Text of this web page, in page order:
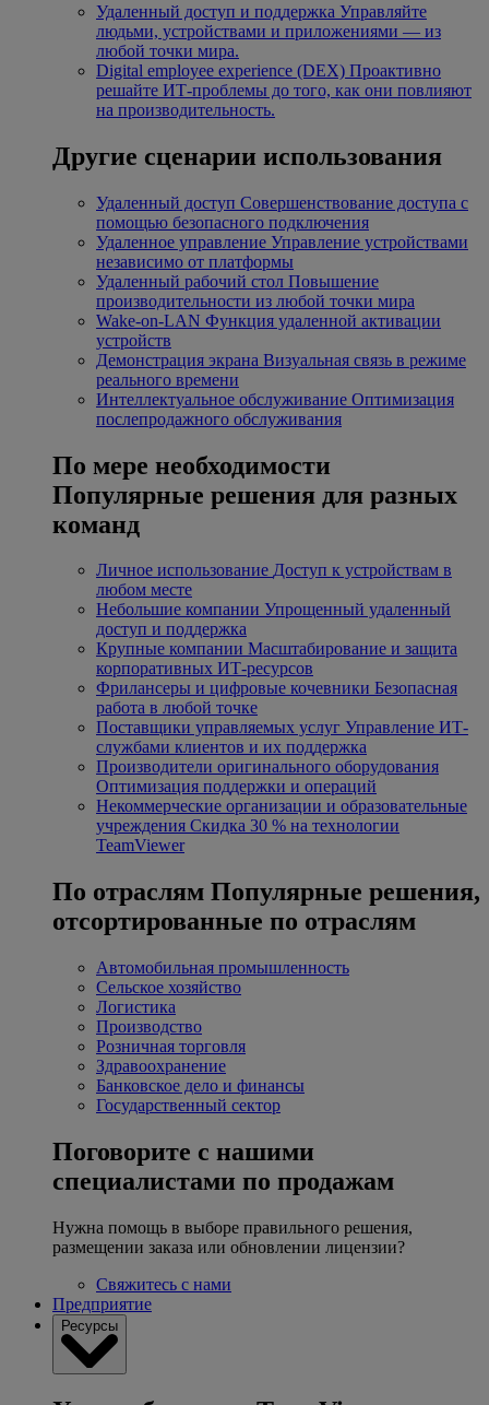
Удаленный доступ и поддержка Управляйте
людьми, устройствами и приложениями — из
любой точки мира.
Digital employee experience (DEX) Проактивно
решайте ИТ-проблемы до того, как они повлияют
на производительность.
Другие сценарии использования
Удаленный доступ Совершенствование доступа с
помощью безопасного подключения
Удаленное управление Управление устройствами
независимо от платформы
Удаленный рабочий стол Повышение
производительности из любой точки мира
Wake-on-LAN Функция удаленной активации
устройств
Демонстрация экрана Визуальная связь в режиме
реального времени
Интеллектуальное обслуживание Оптимизация
послепродажного обслуживания
По мере необходимости
Популярные решения для разных
команд
Личное использование Доступ к устройствам в
любом месте
Небольшие компании Упрощенный удаленный
доступ и поддержка
Крупные компании Масштабирование и защита
корпоративных ИТ-ресурсов
Фрилансеры и цифровые кочевники Безопасная
работа в любой точке
Поставщики управляемых услуг Управление ИТ-
службами клиентов и их поддержка
Производители оригинального оборудования
Оптимизация поддержки и операций
Некоммерческие организации и образовательные
учреждения Скидка 30 % на технологии
TeamViewer
По отраслям Популярные решения,
отсортированные по отраслям
Автомобильная промышленность
Сельское хозяйство
Логистика
Производство
Розничная торговля
Здравоохранение
Банковское дело и финансы
Государственный сектор
Поговорите с нашими
специалистами по продажам
Нужна помощь в выборе правильного решения,
размещении заказа или обновлении лицензии?
Свяжитесь с нами
Предприятие
Ресурсы